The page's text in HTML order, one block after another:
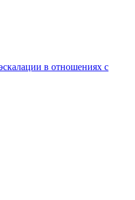
в отношениях с